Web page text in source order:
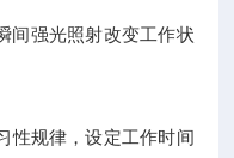
间强光照射改变工作状
性规律，设定工作时间